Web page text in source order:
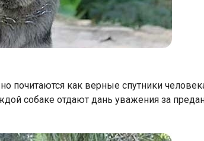
почитаются как верные спутники
собаке отдают дань уважения за